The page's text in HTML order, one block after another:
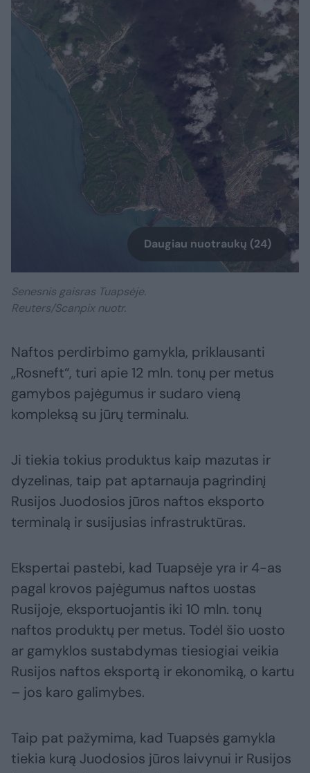
Daugiau nuotraukų (24)
Senesnis gaisras Tuapsėje.
Reuters/Scanpix nuotr.
Naftos perdirbimo gamykla, priklausanti
„Rosneft“, turi apie 12 mln. tonų per metus
gamybos pajėgumus ir sudaro vieną
kompleksą su jūrų terminalu.
Ji tiekia tokius produktus kaip mazutas ir
dyzelinas, taip pat aptarnauja pagrindinį
Rusijos Juodosios jūros naftos eksporto
terminalą ir susijusias infrastruktūras.
Ekspertai pastebi, kad Tuapsėje yra ir 4-as
pagal krovos pajėgumus naftos uostas
Rusijoje, eksportuojantis iki 10 mln. tonų
naftos produktų per metus. Todėl šio uosto
ar gamyklos sustabdymas tiesiogiai veikia
Rusijos naftos eksportą ir ekonomiką, o kartu
– jos karo galimybes.
Taip pat pažymima, kad Tuapsės gamykla
tiekia kurą Juodosios jūros laivynui ir Rusijos